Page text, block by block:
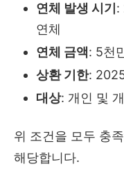
연체 발생 시기 :
연체
연체 금액: 5천
상환 기한:
대상: 개인 및
위 조건을 모두 충
해당합니다.